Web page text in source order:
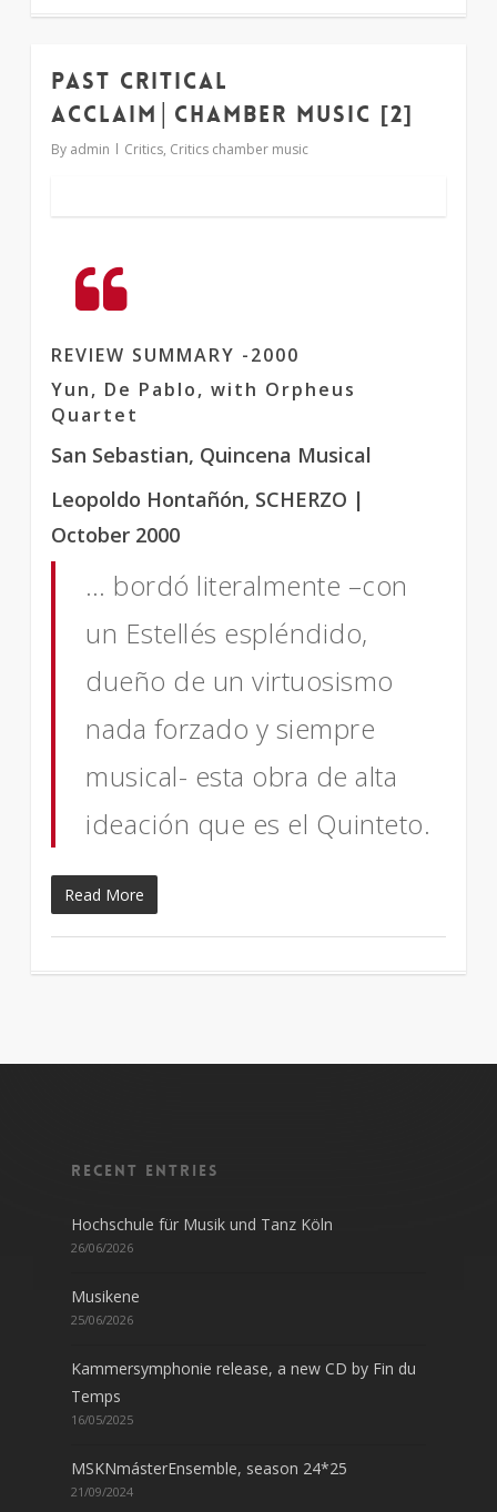
Past critical
acclaim│chamber music [2]
By admin Critics, Critics chamber music
REVIEW SUMMARY -2000
Yun, De Pablo, with Orpheus
Quartet
San Sebastian, Quincena Musical
Leopoldo Hontañón, SCHERZO |
October 2000
… bordó literalmente –con
un Estellés espléndido,
dueño de un virtuosismo
nada forzado y siempre
musical- esta obra de alta
ideación que es el Quinteto.
Read More
1
Recent entries
Hochschule für Musik und Tanz Köln
26/06/2026
Musikene
25/06/2026
Kammersymphonie release, a new CD by Fin du
Temps
16/05/2025
MSKNmásterEnsemble, season 24*25
21/09/2024